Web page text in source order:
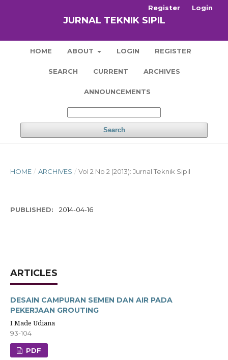
JURNAL TEKNIK SIPIL
HOME ABOUT LOGIN REGISTER
SEARCH CURRENT ARCHIVES
ANNOUNCEMENTS
Search
Register Login
HOME / ARCHIVES / Vol 2 No 2 (2013): Jurnal Teknik Sipil
PUBLISHED: 2014-04-16
ARTICLES
DESAIN CAMPURAN SEMEN DAN AIR PADA
PEKERJAAN GROUTING
I Made Udiana
93-104
PDF